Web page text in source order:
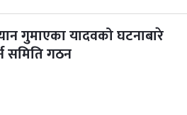
गुमाएका यादवको घटनाबारे
समिति गठन